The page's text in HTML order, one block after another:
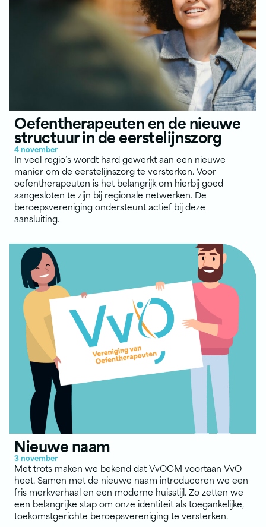
Oefentherapeuten en de nieuwe
structuur in de eerstelijnszorg
4 november
In veel regio’s wordt hard gewerkt aan een nieuwe
manier om de eerstelijnszorg te versterken. Voor
oefentherapeuten is het belangrijk om hierbij goed
aangesloten te zijn bij regionale netwerken. De
beroepsvereniging ondersteunt actief bij deze
aansluiting.
Nieuwe naam
3 november
Met trots maken we bekend dat VvOCM voortaan VvO
heet. Samen met de nieuwe naam introduceren we een
fris merkverhaal en een moderne huisstijl. Zo zetten we
een belangrijke stap om onze identiteit als toegankelijke,
toekomstgerichte beroepsvereniging te versterken.